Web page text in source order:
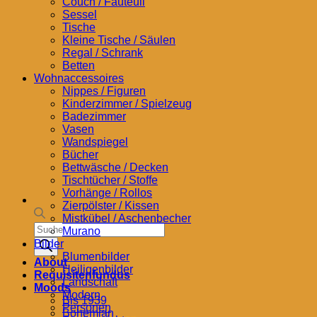
Products
search
About
Requisitenfundus
Moods
Bis 1939
Bohemian
Sessel
Tische
Kleine Tische / Säulen
Regal / Schrank
Betten
Wohnaccessoires
Nippes / Figuren
Kinderzimmer / Spielzeug
Badezimmer
Vasen
Wandspiegel
Bücher
Bettwäsche / Decken
Tischtücher / Stoffe
Vorhänge / Rollos
Zierpölster / Kissen
Mistkübel / Aschenbecher
Murano
Bilder
Blumenbilder
Heiligenbilder
Landschaft
Modern
Personen